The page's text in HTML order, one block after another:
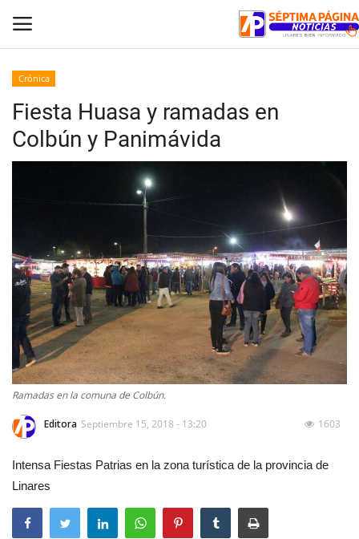
Inicio
Crónica
Deporte
Política
Espectáculos
Crónica
Fiesta Huasa y ramadas en
Colbún y Panimávida
Ramadas en la comuna de Colbún.
Editora Septiembre 15, 2018 - 13:20 1603
Intensa Fiestas Patrias en la zona turística de la provincia de
Linares